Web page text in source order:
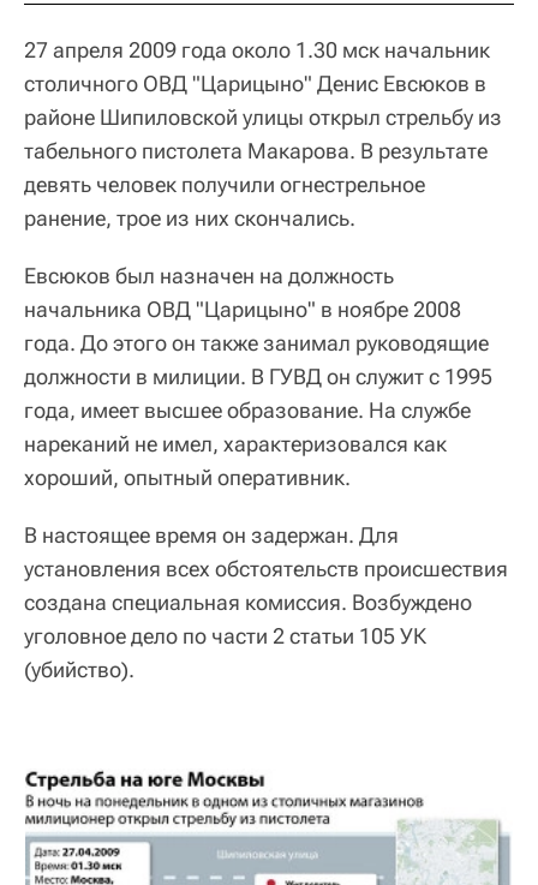
27 апреля 2009 года около 1.30 мск начальник
столичного ОВД "Царицыно" Денис Евсюков в
районе Шипиловской улицы открыл стрельбу из
табельного пистолета Макарова. В результате
девять человек получили огнестрельное
ранение, трое из них скончались.
Евсюков был назначен на должность
начальника ОВД "Царицыно" в ноябре 2008
года. До этого он также занимал руководящие
должности в милиции. В ГУВД он служит с 1995
года, имеет высшее образование. На службе
нареканий не имел, характеризовался как
хороший, опытный оперативник.
В настоящее время он задержан. Для
установления всех обстоятельств происшествия
создана специальная комиссия. Возбуждено
уголовное дело по части 2 статьи 105 УК
(убийство).